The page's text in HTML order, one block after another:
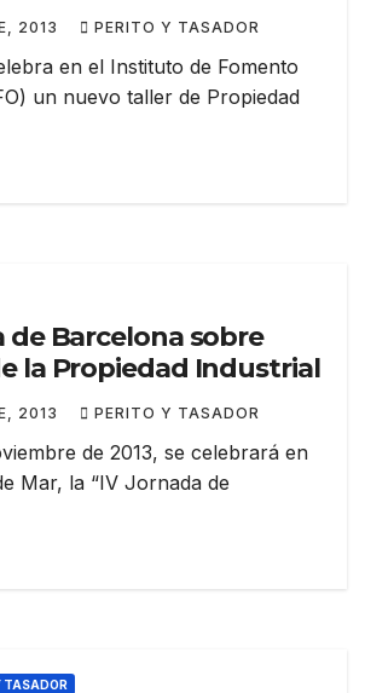
2013 PERITO Y TASADOR
en el Instituto de Fomento
un nuevo taller de Propiedad
de Barcelona sobre
la Propiedad Industrial
2013 PERITO Y TASADOR
de 2013, se celebrará en
Mar, la “IV Jornada de
TASADOR